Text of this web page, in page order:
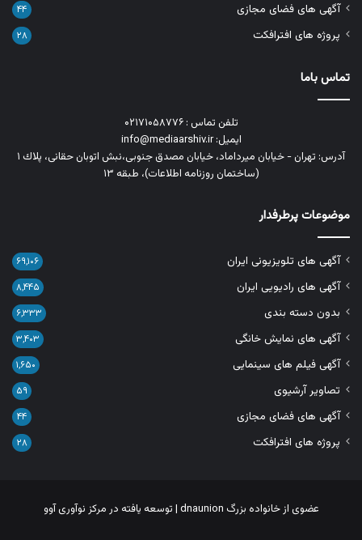
آگهی های فضای مجازی ۴۴
پروژه های افترافکت ۲۸
تماس باما
تلفن تماس : ۰۲۱۷۱۰۵۸۷۷۶
ایمیل: info@mediaarshiv.ir
آدرس: تهران - خیابان میرداماد، خیابان مصدق جنوبی،نبش اتوبان حقانی، پلاك ١
(ساختمان روزنامه اطلاعات)، طبقه ۱۳
موضوعات پرطرفدار
آگهی های تلویزیونی ایران ۶۹,۱۰۶
آگهی های رادیویی ایران ۸,۴۴۵
بدون دسته بندی ۶,۳۳۳
آگهی های نمایش خانگی ۳,۴۰۳
آگهی فیلم های سینمایی ۱,۶۵۰
تصاویر آرشیوی ۵۹
آگهی های فضای مجازی ۴۴
پروژه های افترافکت ۲۸
عضوی از خانواده بزرگ dnaunion | توسعه یافته در مرکز نوآوری آوو